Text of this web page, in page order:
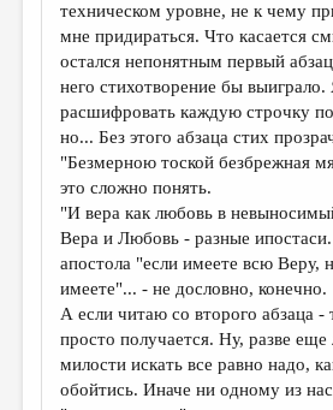
техническом уровне, не к чему
мне придираться. Что касается
остался непонятным первый
него стихотворение бы выиграло.
расшифровать каждую строчку
но... Без этого абзаца стих
"Безмерною тоской безбрежная
это сложно понять.
"И вера как любовь в
Вера и Любовь - разные
апостола "если имеете всю Веру,
имеете"... - не дословно, конечно.
А если читаю со второго абзаца -
просто получается. Ну, разве еще
милости искать все равно надо,
обойтись. Иначе ни одному из